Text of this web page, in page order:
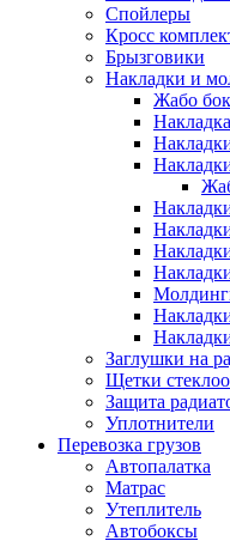
Спойлеры
Кросс
Брызговики
Накладки и
Жабо
Заглушки на
Щетки
Защита
Уплотнители
Перевозка грузов
Автопалатка
Матрас
Утеплитель
Автобоксы